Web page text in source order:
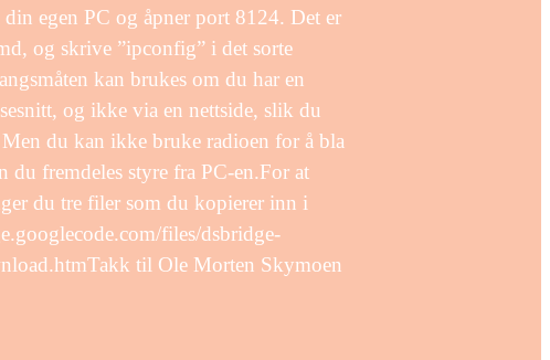
egen PC og åpner port 8124. Det er
og skrive ”ipconfig” i det sorte
kan brukes om du har en
og ikke via en nettside, slik du
du kan ikke bruke radioen for å bla
fremdeles styre fra PC-en.For at
du tre filer som du kopierer inn i
files/dsbridge-
til Ole Morten Skymoen